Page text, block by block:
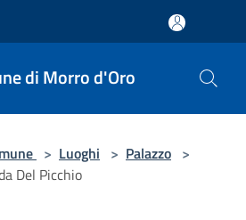
di Morro d'Oro
> Luoghi > Palazzo >
Del Picchio